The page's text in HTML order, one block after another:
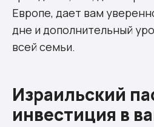
Европе, дает вам
дне и дополнительный
всей семьи.
Израильский
инвестиция в